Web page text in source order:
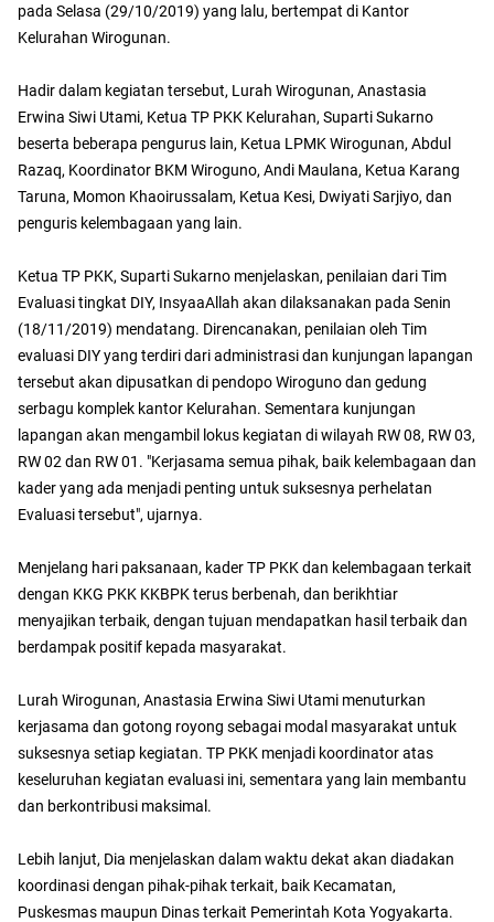
pada Selasa (29/10/2019) yang lalu, bertempat di Kantor
Kelurahan Wirogunan.
Hadir dalam kegiatan tersebut, Lurah Wirogunan, Anastasia
Erwina Siwi Utami, Ketua TP PKK Kelurahan, Suparti Sukarno
beserta beberapa pengurus lain, Ketua LPMK Wirogunan, Abdul
Razaq, Koordinator BKM Wiroguno, Andi Maulana, Ketua Karang
Taruna, Momon Khaoirussalam, Ketua Kesi, Dwiyati Sarjiyo, dan
penguris kelembagaan yang lain.
Ketua TP PKK, Suparti Sukarno menjelaskan, penilaian dari Tim
Evaluasi tingkat DIY, InsyaaAllah akan dilaksanakan pada Senin
(18/11/2019) mendatang. Direncanakan, penilaian oleh Tim
evaluasi DIY yang terdiri dari administrasi dan kunjungan lapangan
tersebut akan dipusatkan di pendopo Wiroguno dan gedung
serbagu komplek kantor Kelurahan. Sementara kunjungan
lapangan akan mengambil lokus kegiatan di wilayah RW 08, RW 03,
RW 02 dan RW 01. "Kerjasama semua pihak, baik kelembagaan dan
kader yang ada menjadi penting untuk suksesnya perhelatan
Evaluasi tersebut", ujarnya.
Menjelang hari paksanaan, kader TP PKK dan kelembagaan terkait
dengan KKG PKK KKBPK terus berbenah, dan berikhtiar
menyajikan terbaik, dengan tujuan mendapatkan hasil terbaik dan
berdampak positif kepada masyarakat.
Lurah Wirogunan, Anastasia Erwina Siwi Utami menuturkan
kerjasama dan gotong royong sebagai modal masyarakat untuk
suksesnya setiap kegiatan. TP PKK menjadi koordinator atas
keseluruhan kegiatan evaluasi ini, sementara yang lain membantu
dan berkontribusi maksimal.
Lebih lanjut, Dia menjelaskan dalam waktu dekat akan diadakan
koordinasi dengan pihak-pihak terkait, baik Kecamatan,
Puskesmas maupun Dinas terkait Pemerintah Kota Yogyakarta.